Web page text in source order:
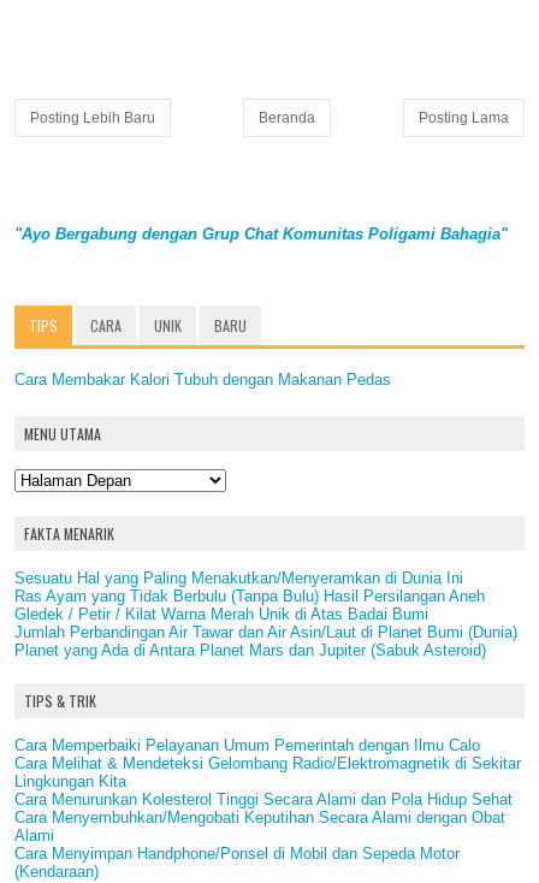
Posting Lebih Baru Posting Lama
Beranda
"Ayo Bergabung dengan Grup Chat Komunitas Poligami Bahagia"
TIPS CARA UNIK BARU
Cara Membakar Kalori Tubuh dengan Makanan Pedas
MENU UTAMA
FAKTA MENARIK
Sesuatu Hal yang Paling Menakutkan/Menyeramkan di Dunia Ini
Ras Ayam yang Tidak Berbulu (Tanpa Bulu) Hasil Persilangan Aneh
Gledek / Petir / Kilat Warna Merah Unik di Atas Badai Bumi
Jumlah Perbandingan Air Tawar dan Air Asin/Laut di Planet Bumi (Dunia)
Planet yang Ada di Antara Planet Mars dan Jupiter (Sabuk Asteroid)
TIPS & TRIK
Cara Memperbaiki Pelayanan Umum Pemerintah dengan Ilmu Calo
Cara Melihat & Mendeteksi Gelombang Radio/Elektromagnetik di Sekitar
Lingkungan Kita
Cara Menurunkan Kolesterol Tinggi Secara Alami dan Pola Hidup Sehat
Cara Menyembuhkan/Mengobati Keputihan Secara Alami dengan Obat
Alami
Cara Menyimpan Handphone/Ponsel di Mobil dan Sepeda Motor
(Kendaraan)